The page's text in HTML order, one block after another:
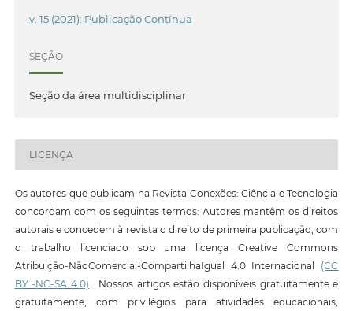
v. 15 (2021): Publicação Contínua
SEÇÃO
Seção da área multidisciplinar
LICENÇA
Os autores que publicam na Revista Conexões: Ciência e Tecnologia
concordam com os seguintes termos: Autores mantêm os direitos
autorais e concedem à revista o direito de primeira publicação, com
o trabalho licenciado sob uma licença Creative Commons
Atribuição-NãoComercial-CompartilhaIgual 4.0 Internacional (CC
BY -NC-SA 4.0) . Nossos artigos estão disponíveis gratuitamente e
gratuitamente, com privilégios para atividades educacionais,